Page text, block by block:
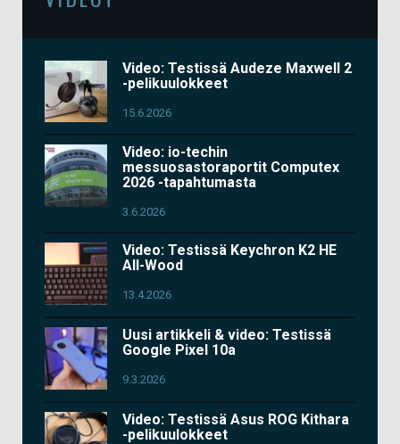
Video: Testissä Audeze Maxwell 2
-pelikuulokkeet
15.6.2026
Video: io-techin
messuosastoraportit Computex
2026 -tapahtumasta
3.6.2026
Video: Testissä Keychron K2 HE
All-Wood
13.4.2026
Uusi artikkeli & video: Testissä
Google Pixel 10a
9.3.2026
Video: Testissä Asus ROG Kithara
-pelikuulokkeet